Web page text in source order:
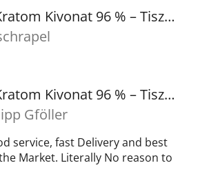
7-OH Kratom Kivonat 96 % – Tiszta 7-Hidroximitragynin Kivonat | GreenGuru
értékelése 5-ből 5 csillag.
7-OH Kratom Kivonat 96 % – Tiszta 7-Hidroximitragynin Kivonat | GreenGuru
értékelése 5-ből 5 csillag.
Gföller
service, fast Delivery and best
Market. Literally No reason to